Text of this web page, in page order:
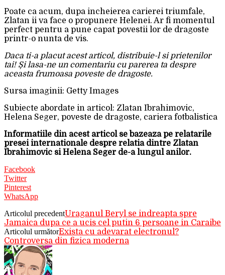
Poate ca acum, dupa incheierea carierei triumfale,
Zlatan ii va face o propunere Helenei. Ar fi momentul
perfect pentru a pune capat povestii lor de dragoste
printr-o nunta de vis.
Daca ti-a placut acest articol, distribuie-l si prietenilor
tai! Și lasa-ne un comentariu cu parerea ta despre
aceasta frumoasa poveste de dragoste.
Sursa imaginii: Getty Images
Subiecte abordate in articol: Zlatan Ibrahimovic,
Helena Seger, poveste de dragoste, cariera fotbalistica
Informatiile din acest articol se bazeaza pe relatarile
presei internationale despre relatia dintre Zlatan
Ibrahimovic si Helena Seger de-a lungul anilor.
Facebook
Twitter
Pinterest
WhatsApp
Articolul precedentUraganul Beryl se indreapta spre
Jamaica dupa ce a ucis cel putin 6 persoane in Caraibe
Articolul următorExista cu adevarat electronul?
Controversa din fizica moderna